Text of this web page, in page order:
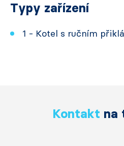
Typy zařízení
1 - Kotel s ručním
Kontakt na